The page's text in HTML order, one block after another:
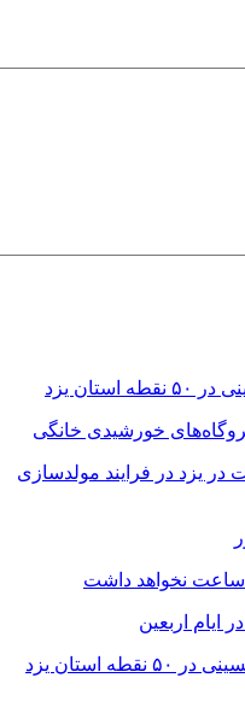
یزد
خورشیدی خانگی
در یزد در فرایند مولدسازی
ساعت نخواهد داشت
ایام اربعین